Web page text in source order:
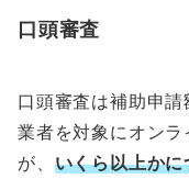
口頭審査
口頭審査は補助申
業者を対象にオン
が、 いくら以上か